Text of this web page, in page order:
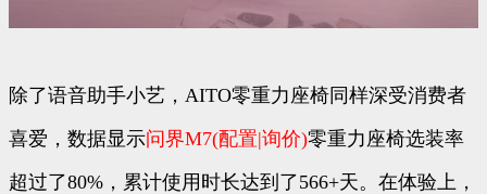
除了语音助手小艺，AITO零重力座椅同样深受消费者
喜爱，数据显示问界M7(配置|询价)零重力座椅选装率
超过了80%，累计使用时长达到了566+天。在体验上，